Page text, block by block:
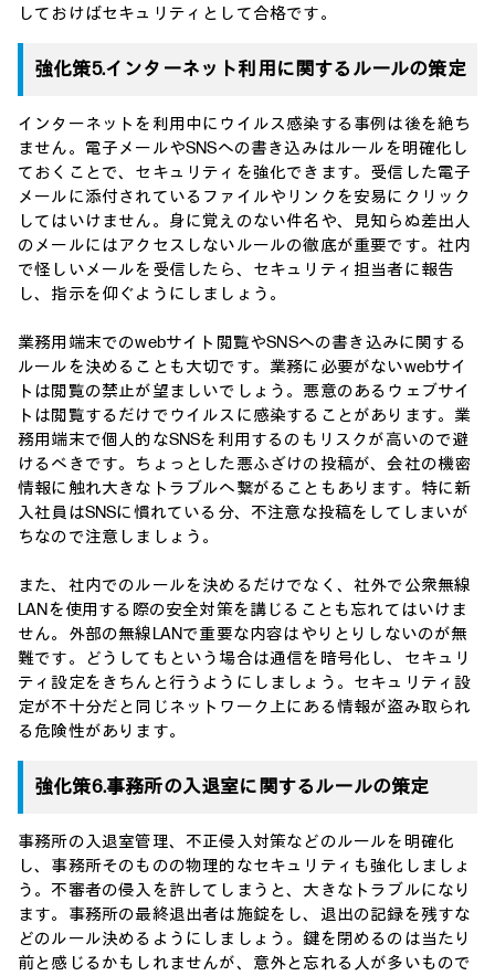
しておけばセキュリティとして合格です。
強化策5.インターネット利用に関するルールの策定
インターネットを利用中にウイルス感染する事例は後を絶ち
ません。電子メールやSNSへの書き込みはルールを明確化し
ておくことで、セキュリティを強化できます。受信した電子
メールに添付されているファイルやリンクを安易にクリック
してはいけません。身に覚えのない件名や、見知らぬ差出人
のメールにはアクセスしないルールの徹底が重要です。社内
で怪しいメールを受信したら、セキュリティ担当者に報告
し、指示を仰ぐようにしましょう。
業務用端末でのwebサイト閲覧やSNSへの書き込みに関する
ルールを決めることも大切です。業務に必要がないwebサイ
トは閲覧の禁止が望ましいでしょう。悪意のあるウェブサイ
トは閲覧するだけでウイルスに感染することがあります。業
務用端末で個人的なSNSを利用するのもリスクが高いので避
けるべきです。ちょっとした悪ふざけの投稿が、会社の機密
情報に触れ大きなトラブルへ繋がることもあります。特に新
入社員はSNSに慣れている分、不注意な投稿をしてしまいが
ちなので注意しましょう。
また、社内でのルールを決めるだけでなく、社外で公衆無線
LANを使用する際の安全対策を講じることも忘れてはいけま
せん。外部の無線LANで重要な内容はやりとりしないのが無
難です。どうしてもという場合は通信を暗号化し、セキュリ
ティ設定をきちんと行うようにしましょう。セキュリティ設
定が不十分だと同じネットワーク上にある情報が盗み取られ
る危険性があります。
強化策6.事務所の入退室に関するルールの策定
事務所の入退室管理、不正侵入対策などのルールを明確化
し、事務所そのものの物理的なセキュリティも強化しましょ
う。不審者の侵入を許してしまうと、大きなトラブルになり
ます。事務所の最終退出者は施錠をし、退出の記録を残すな
どのルール決めるようにしましょう。鍵を閉めるのは当たり
前と感じるかもしれませんが、意外と忘れる人が多いもので